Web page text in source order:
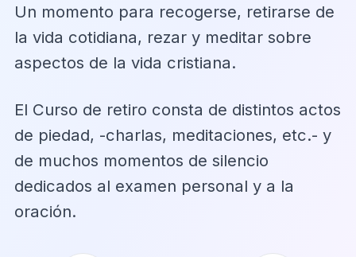
Un momento para recogerse, retirarse de
la vida cotidiana, rezar y meditar sobre
aspectos de la vida cristiana.
El Curso de retiro consta de distintos actos
de piedad, -charlas, meditaciones, etc.- y
de muchos momentos de silencio
dedicados al examen personal y a la
oración.